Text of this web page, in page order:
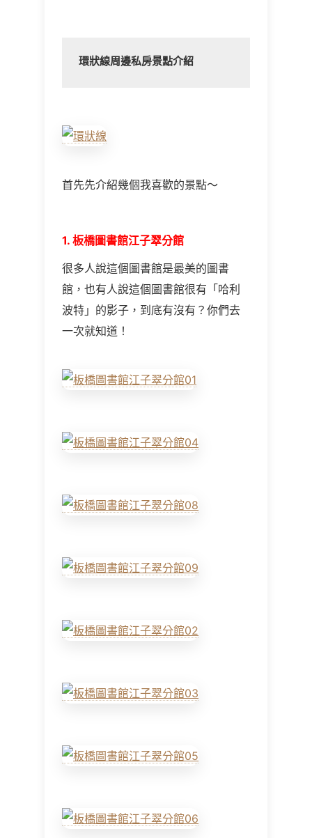
環狀線周邊私房景點介紹
首先先介紹幾個我喜歡的景點～
1. 板橋圖書館江子翠分館
很多人說這個圖書館是最美的圖書
館，也有人說這個圖書館很有「哈利
波特」的影子，到底有沒有？你們去
一次就知道！